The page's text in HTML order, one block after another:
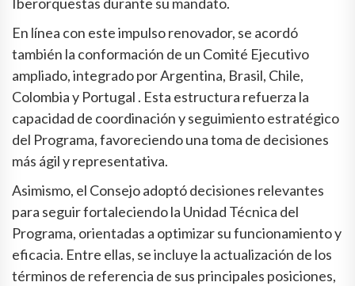
En línea con este impulso renovador, se acordó
también la conformación de un Comité Ejecutivo
ampliado, integrado por Argentina, Brasil, Chile,
Colombia y Portugal . Esta estructura refuerza la
capacidad de coordinación y seguimiento estratégico
del Programa, favoreciendo una toma de decisiones
más ágil y representativa.
Asimismo, el Consejo adoptó decisiones relevantes
para seguir fortaleciendo la Unidad Técnica del
Programa, orientadas a optimizar su funcionamiento y
eficacia. Entre ellas, se incluye la actualización de los
términos de referencia de sus principales posiciones,